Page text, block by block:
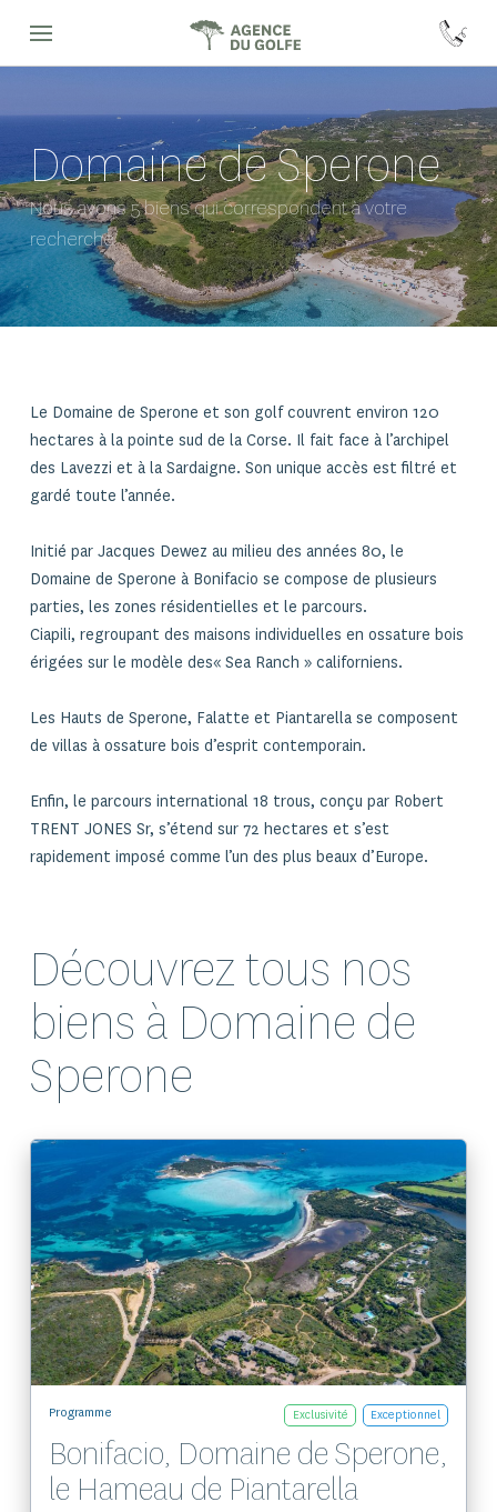
Domaine de Sperone
Nous avons 5 biens qui correspondent à votre
recherche
Le Domaine de Sperone et son golf couvrent environ 120
hectares à la pointe sud de la Corse. Il fait face à l’archipel
des Lavezzi et à la Sardaigne. Son unique accès est filtré et
gardé toute l’année.
Initié par Jacques Dewez au milieu des années 80, le
Domaine de Sperone à Bonifacio se compose de plusieurs
parties, les zones résidentielles et le parcours.
Ciapili, regroupant des maisons individuelles en ossature bois
érigées sur le modèle des« Sea Ranch » californiens.
Les Hauts de Sperone, Falatte et Piantarella se composent
de villas à ossature bois d’esprit contemporain.
Enfin, le parcours international 18 trous, conçu par Robert
TRENT JONES Sr, s’étend sur 72 hectares et s’est
rapidement imposé comme l’un des plus beaux d’Europe.
Découvrez tous nos
biens à Domaine de
Sperone
Voir le bien
Programme Exclusivité Exceptionnel
Bonifacio, Domaine de Sperone,
le Hameau de Piantarella